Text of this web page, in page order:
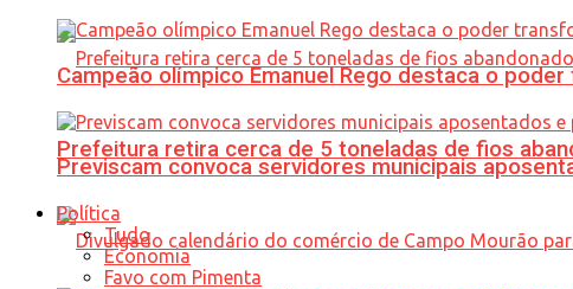
Prefeitura retira cerca de 5 toneladas de fios
Campeão olímpico Emanuel Rego destaca o
Previscam convoca servidores municipais
Política
Tudo
Economia
Favo com Pimenta